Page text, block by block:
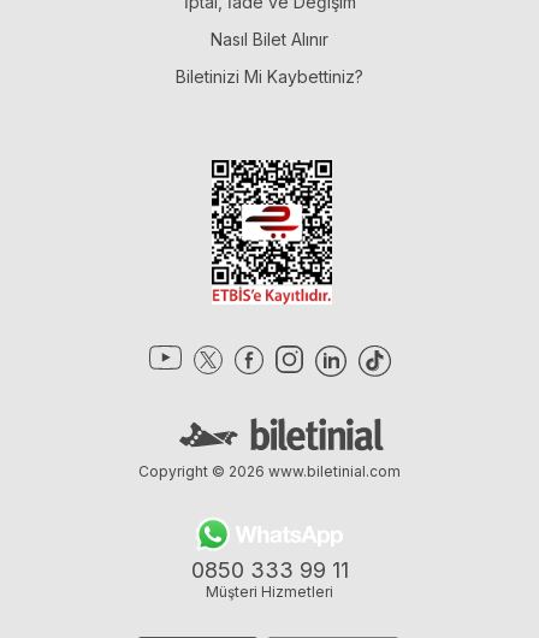
Nasıl Bilet Alınır
Biletinizi Mi Kaybettiniz?
0850 333 99 11
Müşteri Hizmetleri
Copyright © 2026 www.biletinial.com